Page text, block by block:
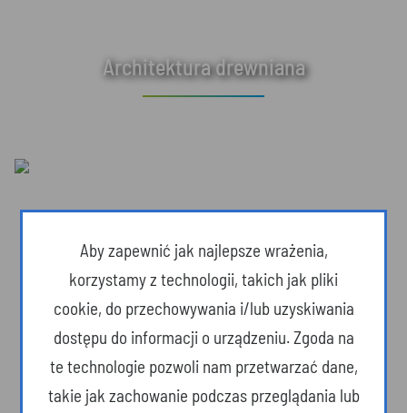
Architektura drewniana
Aby zapewnić jak najlepsze wrażenia,
korzystamy z technologii, takich jak pliki
cookie, do przechowywania i/lub uzyskiwania
dostępu do informacji o urządzeniu. Zgoda na
te technologie pozwoli nam przetwarzać dane,
takie jak zachowanie podczas przeglądania lub